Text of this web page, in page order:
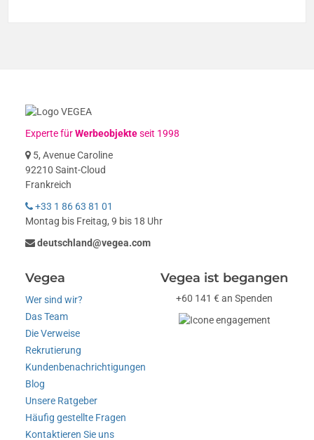
Experte fürWerbeobjekteseit 1998
5, Avenue Caroline
92210 Saint-Cloud
Frankreich
+33 1 86 63 81 01
Montag bis Freitag, 9 bis 18 Uhr
deutschland@vegea.com
Vegea
Wer sind wir?
Das Team
Die Verweise
Rekrutierung
Kundenbenachrichtigungen
Blog
Unsere Ratgeber
Häufig gestellte Fragen
Kontaktieren Sie uns
Vegea ist begangen
+60 141 € an Spenden